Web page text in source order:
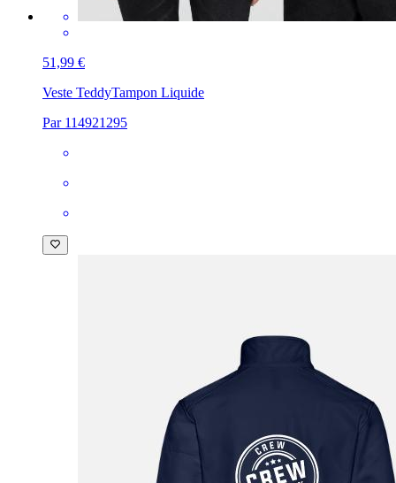
51,99 €
Veste TeddyTampon Liquide
Par 114921295